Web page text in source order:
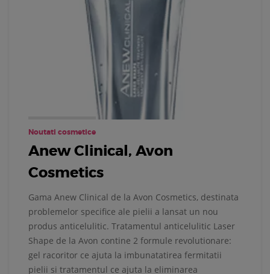
Noutati cosmetice
Anew Clinical, Avon
Cosmetics
Gama Anew Clinical de la Avon Cosmetics, destinata
problemelor specifice ale pielii a lansat un nou
produs anticelulitic. Tratamentul anticelulitic Laser
Shape de la Avon contine 2 formule revolutionare:
gel racoritor ce ajuta la imbunatatirea fermitatii
pielii si tratamentul ce ajuta la eliminarea